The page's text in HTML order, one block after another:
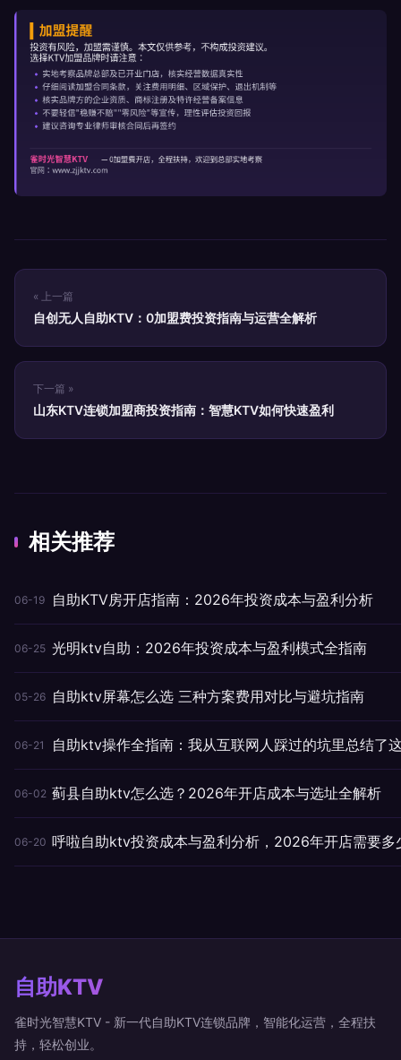
« 上一篇
自创无人自助KTV：0加盟费投资指南与运营全解析
下一篇 »
山东KTV连锁加盟商投资指南：智慧KTV如何快速盈利
相关推荐
06-19 自助KTV房开店指南：2026年投资成本与盈利分析
06-25 光明ktv自助：2026年投资成本与盈利模式全指南
05-26 自助ktv屏幕怎么选 三种方案费用对比与避坑指南
06-21 自助ktv操作全指南：我从互联网人踩过的坑里总结了
06-02 蓟县自助ktv怎么选？2026年开店成本与选址全解析
06-20 呼啦自助ktv投资成本与盈利分析，2026年开店需要多
自助KTV
雀时光智慧KTV - 新一代自助KTV连锁品牌，智能化运营，全程扶
持，轻松创业。